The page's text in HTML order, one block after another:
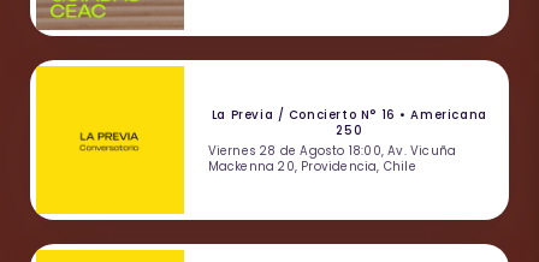
La Previa / Concierto N° 16 • Americana
250
Viernes 28 de Agosto 18:00, Av. Vicuña
Mackenna 20, Providencia, Chile